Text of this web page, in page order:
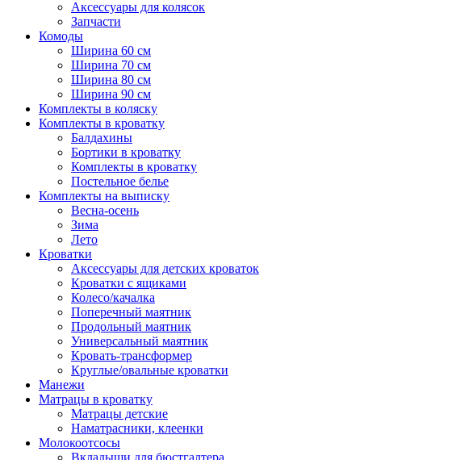
Аксессуары для колясок
Запчасти
Комоды
Ширина 60 см
Ширина 70 см
Ширина 80 см
Ширина 90 см
Комплекты в коляску
Комплекты в кроватку
Балдахины
Бортики в кроватку
Комплекты в кроватку
Постельное белье
Комплекты на выписку
Весна-осень
Зима
Лето
Кроватки
Аксессуары для детских кроваток
Кроватки с ящиками
Колесо/качалка
Поперечный маятник
Продольный маятник
Универсальный маятник
Кровать-трансформер
Круглые/овальные кроватки
Манежи
Матрацы в кроватку
Матрацы детские
Наматрасники, клеенки
Молокоотсосы